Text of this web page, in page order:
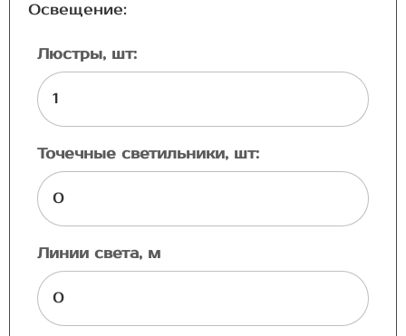
Освещение:
Люстры, шт:
Точечные светильники, шт:
Линии света, м